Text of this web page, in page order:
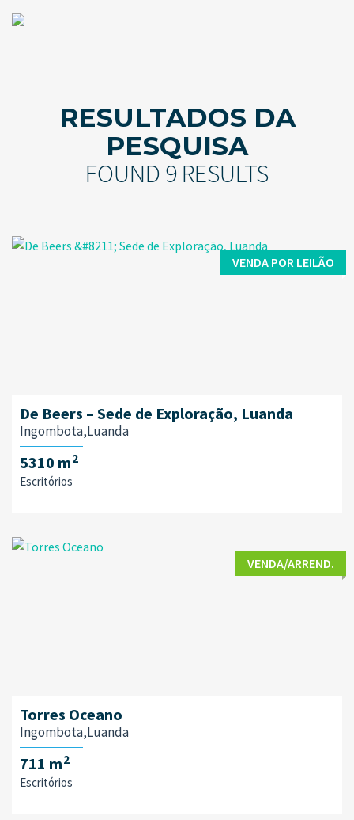
RESULTADOS DA
PESQUISA
FOUND 9 RESULTS
VENDA POR LEILÃO
De Beers – Sede de Exploração, Luanda
Ingombota,Luanda
5310 m2
Escritórios
VENDA/ARREND.
Torres Oceano
Ingombota,Luanda
711 m2
Escritórios